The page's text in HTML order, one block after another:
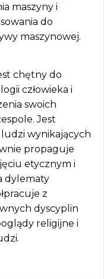
maszyny i
do
maszynowej.
chętny do
człowieka i
swoich
Jest
wynikających
propaguje
etycznym i
dylematy
z
dyscyplin
religijne i